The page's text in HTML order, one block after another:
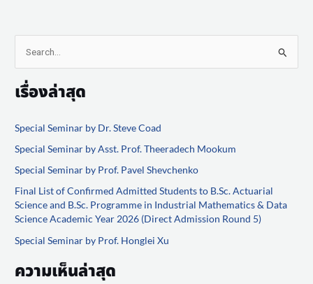
a
c
h
f
o
r
:
เรื่องล่าสุด
Special Seminar by Dr. Steve Coad
Special Seminar by Asst. Prof. Theeradech Mookum
Special Seminar by Prof. Pavel Shevchenko
Final List of Confirmed Admitted Students to B.Sc. Actuarial
Science and B.Sc. Programme in Industrial Mathematics & Data
Science Academic Year 2026 (Direct Admission Round 5)
Special Seminar by Prof. Honglei Xu
ความเห็นล่าสุด